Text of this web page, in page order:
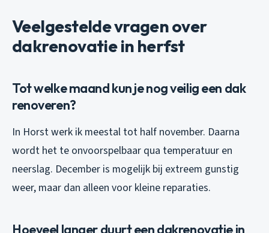
Veelgestelde vragen over
dakrenovatie in herfst
Tot welke maand kun je nog veilig een dak
renoveren?
In Horst werk ik meestal tot half november. Daarna
wordt het te onvoorspelbaar qua temperatuur en
neerslag. December is mogelijk bij extreem gunstig
weer, maar dan alleen voor kleine reparaties.
Hoeveel langer duurt een dakrenovatie in